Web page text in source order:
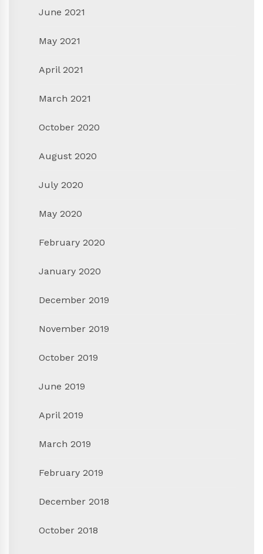
June 2021
May 2021
April 2021
March 2021
October 2020
August 2020
July 2020
May 2020
February 2020
January 2020
December 2019
November 2019
October 2019
June 2019
April 2019
March 2019
February 2019
December 2018
October 2018